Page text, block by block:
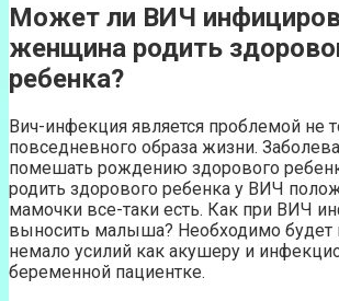
Может ли ВИЧ
женщина родить
ребенка?
Вич-инфекция является проблемой не
повседневного образа жизни.
помешать рождению здорового
родить здорового ребенка у ВИЧ
мамочки все-таки есть. Как при ВИЧ
выносить малыша? Необходимо будет
немало усилий как акушеру и
беременной пациентке.